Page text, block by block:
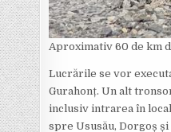
Aproximativ 60 de km
Lucrările se vor
Gurahonț. Un alt
inclusiv intrarea în
spre Ususău, Dorgoș și